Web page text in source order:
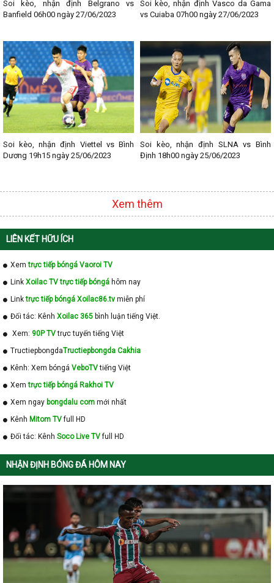
- Lịch thi đấu La Liga
- Lịch thi đấu Bundesliga
- Lịch thi đấu V - League
- Lịch thi đấu Cup C1
Soi kèo, nhận định Belgrano vs
Banfield 06h00 ngày 27/06/2023
Soi kèo, nhận định Vasco da Gama
vs Cuiaba 07h00 ngày 27/06/2023
Soi kèo, nhận định Viettel vs Bình
Dương 19h15 ngày 25/06/2023
Soi kèo, nhận định SLNA vs Bình
Định 18h00 ngày 25/06/2023
Xem thêm
LIÊN KẾT HỮU ÍCH
Xemtrực tiếp bóngá Vaoroi TV
Link Xoilac TV trực tiếp bóngá hôm nay
Linktrực tiếp bóngá Xoilac86.tv miễn phí
Đối tác: Kênh Xoilac 365 bình luận tiếng Việt.
Xem: 90P TVtrực tuyến tiếng Việt
TructiepbongdaTructiepbongda Cakhia
Kênh: Xem bóngá VeboTVtiếng Việt
Xemtrực tiếp bóngá Rakhoi TV
Xem ngay bongdalu com mới nhất
Kênh Mitom TVfull HD
Đối tác: Kênh Soco Live TVfull HD
NHẬN ĐỊNH BÓNG ĐÁ HÔM NAY